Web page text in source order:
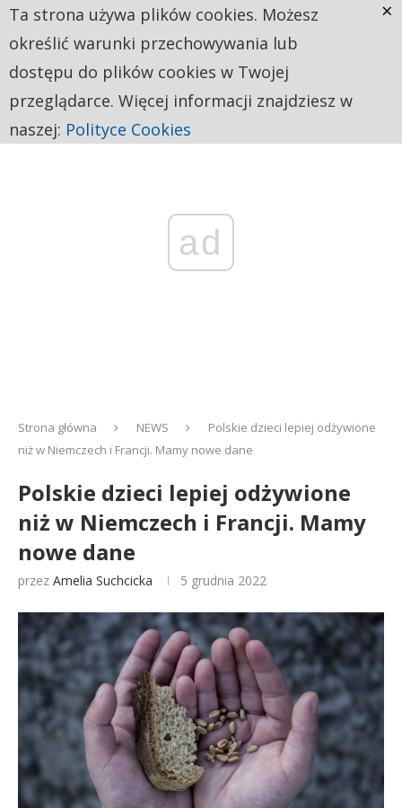
ad
Strona główna NEWS
Polskie dzieci lepiej odżywione
niż w Niemczech i Francji. Mamy nowe dane
Polskie dzieci lepiej odżywione
niż w Niemczech i Francji. Mamy
nowe dane
przez Amelia Suchcicka 5 grudnia 2022
Ta strona używa plików cookies. Możesz
określić warunki przechowywania lub
dostępu do plików cookies w Twojej
przeglądarce. Więcej informacji znajdziesz w
naszej: Polityce Cookies
×